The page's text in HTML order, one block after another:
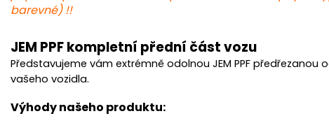
barevné) !!
JEM PPF kompletní přední část vozu
Představujeme vám extrémně odolnou JEM PPF předřezanou
vašeho vozidla.
Výhody našeho produktu: